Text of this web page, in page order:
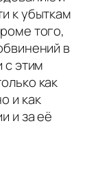
к убыткам
того,
в
с этим
как
и как
и за её